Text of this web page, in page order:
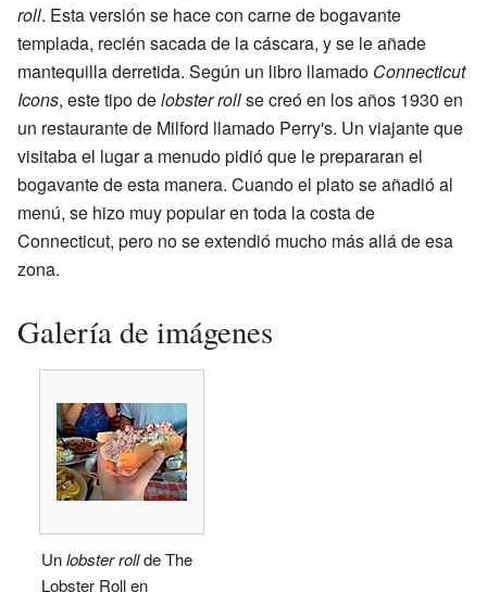
roll. Esta versión se hace con carne de bogavante
templada, recién sacada de la cáscara, y se le añade
mantequilla derretida. Según un libro llamado Connecticut
Icons, este tipo delobster rollse creó en los años 1930 en
un restaurante de Milford llamado Perry's. Un viajante que
visitaba el lugar a menudo pidió que le prepararan el
bogavante de esta manera. Cuando el plato se añadió al
menú, se hizo muy popular en toda la costa de
Connecticut, pero no se extendió mucho más allá de esa
zona.
Galería de imágenes
Unlobster rollde The
Lobster Roll en